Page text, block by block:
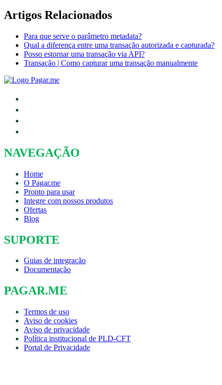
Artigos Relacionados
Para que serve o parâmetro metadata?
Qual a diferença entre uma transação autorizada e capturada?
Posso estornar uma transação via API?
Transação | Como capturar uma transação manualmente
NAVEGAÇÃO
Home
O Pagar.me
Pronto para usar
Integre com nossos produtos
Ofertas
Blog
SUPORTE
Guias de integração
Documentação
PAGAR.ME
Termos de uso
Aviso de cookies
Aviso de privacidade
Política institucional de PLD-CFT
Portal de Privacidade